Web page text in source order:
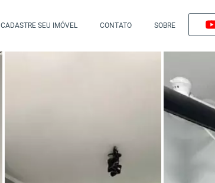
CADASTRE SEU IMÓVEL CONTATO SOBRE